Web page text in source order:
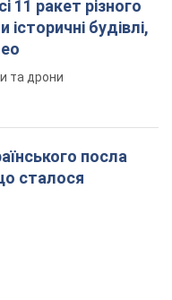
11 ракет різного
будівлі,
та дрони
посла
сталося